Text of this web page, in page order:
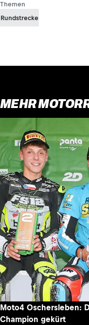
Themen
Rundstrecke
MEHR
Moto4 Oschersleben:
Champion gekürt